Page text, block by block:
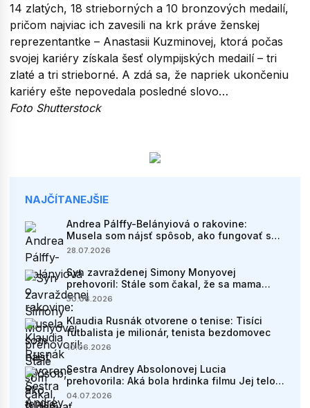
14 zlatých, 18 strieborných a 10 bronzových medailí,
pričom najviac ich zavesili na krk práve ženskej
reprezentantke – Anastasii Kuzminovej, ktorá počas
svojej kariéry získala šesť olympijských medailí – tri
zlaté a tri strieborné. A zdá sa, že napriek ukončeniu
kariéry ešte nepovedala posledné slovo…
Foto Shutterstock
NAJČÍTANEJŠIE
Andrea Pálffy-Belányiová o rakovine:
Musela som nájsť spôsob, ako fungovať s
kartami, ktoré som dostala
28.07.2026
Syn zavraždenej Simony Monyovej
prehovoril: Stále som čakal, že sa mama
vráti
30.06.2026
Klaudia Rusnák otvorene o tenise: Tisíci
futbalista je milionár, tenista bezdomovec
10.06.2026
Sestra Andrey Absolonovej Lucia
prehovorila: Aká bola hrdinka filmu Jej telo v
skutočnosti?
04.07.2026